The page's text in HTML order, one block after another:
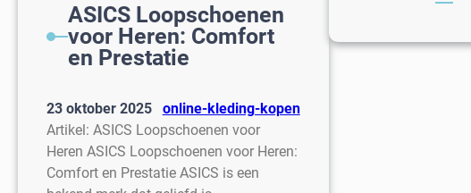
ASICS Loopschoenen
voor Heren: Comfort
en Prestatie
23 oktober 2025
online-kleding-kopen
Artikel: ASICS Loopschoenen voor
Heren ASICS Loopschoenen voor Heren:
Comfort en Prestatie ASICS is een